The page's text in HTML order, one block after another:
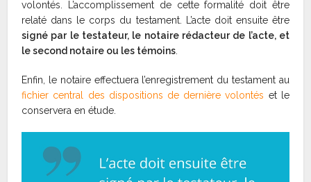
volontés. L’accomplissement de cette formalité doit être
relaté dans le corps du testament. L’acte doit ensuite être
signé par le testateur, le notaire rédacteur de l’acte, et
le second notaire ou les témoins.
Enfin, le notaire effectuera l’enregistrement du testament au
fichier central des dispositions de dernière volontés et le
conservera en étude.